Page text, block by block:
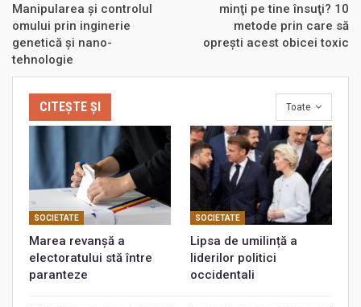
Manipularea și controlul
omului prin inginerie
genetică și nano-
tehnologie
minţi pe tine însuţi? 10
metode prin care să
opreşti acest obicei toxic
Toate
CITEȘTE ȘI
SOCIETATE
Marea revanșă a
electoratului stă între
paranteze
SOCIETATE
Lipsa de umilință a
liderilor politici
occidentali